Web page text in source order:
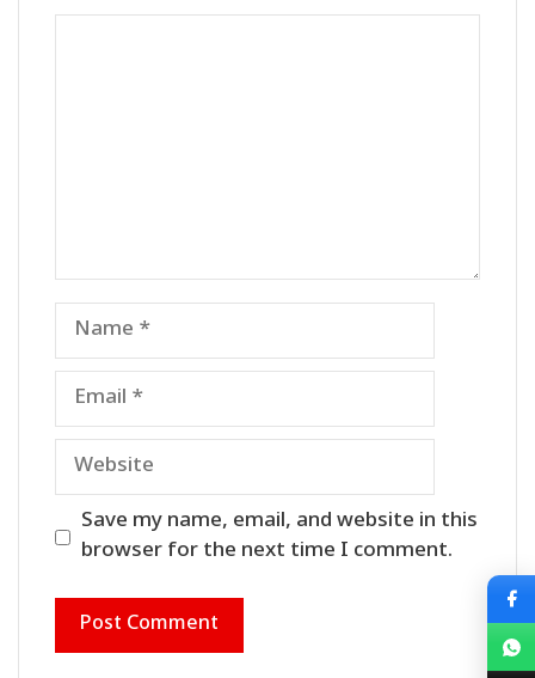
Name
Email
Website
Save my name, email, and website in this
browser for the next time I comment.